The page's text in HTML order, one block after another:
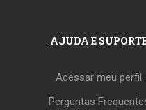
AJUDA E
Acessar meu perfil
Perguntas